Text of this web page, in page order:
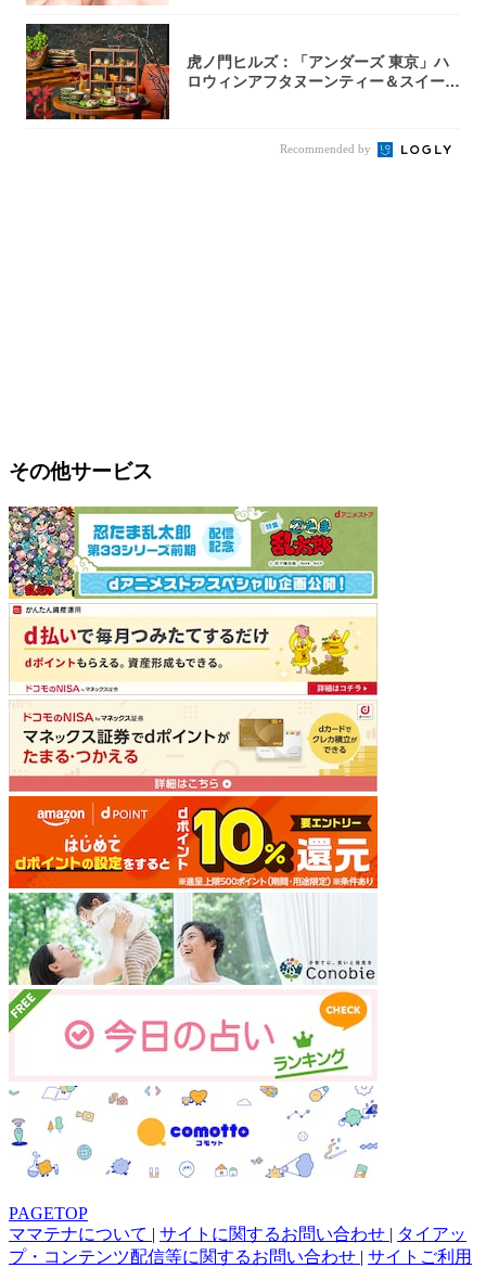
虎ノ門ヒルズ：「アンダーズ 東京」ハ
ロウィンアフタヌーンティー＆スイーツ
Recommended by
その他サービス
PAGETOP
ママテナについて | サイトに関するお問い合わせ | タイアッ
プ・コンテンツ配信等に関するお問い合わせ | サイトご利用